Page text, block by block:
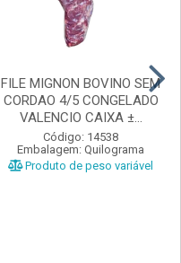
FILE MIGNON BOVINO SEM
CORDAO 4/5 CONGELADO
VALENCIO CAIXA ±...
Código: 14538
Embalagem: Quilograma
Produto de peso variável